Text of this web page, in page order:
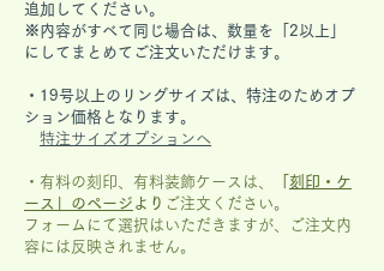
追加してください。
※内容がすべて同じ場合は、数量を「2以上」
にしてまとめてご注文いただけます。
​・19号以上のリングサイズは、特注のためオプ
ション価格となります。
特注サイズオプションへ
・有料の刻印、有料装飾ケースは、
刻印・ケ
ース」のページ より ご注文ください。
フォームにて選択はいただきますが、
ご注文内
容には反映されません。